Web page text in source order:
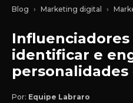
Blog Marketing digital
Influenciadores
identificar e
personalidades
Por: Equipe Labraro